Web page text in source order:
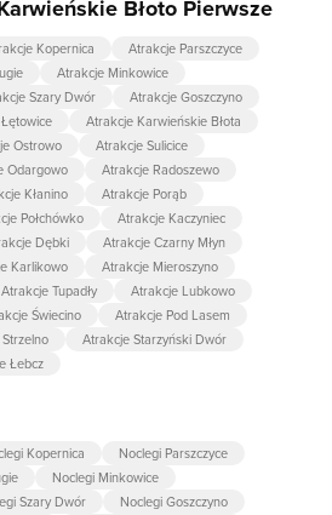
Błoto Pierwsze
Kopernica
Atrakcje Parszczyce
Atrakcje Minkowice
Szary Dwór
Atrakcje Goszczyno
Atrakcje Karwieńskie Błota
Ostrowo
Atrakcje Sulicice
Odargowo
Atrakcje Radoszewo
Kłanino
Atrakcje Porąb
Połchówko
Atrakcje Kaczyniec
Dębki
Atrakcje Czarny Młyn
Karlikowo
Atrakcje Mieroszyno
Atrakcje Tupadły
Atrakcje Lubkowo
Świecino
Atrakcje Pod Lasem
Atrakcje Starzyński Dwór
Łebcz
Kopernica
Noclegi Parszczyce
Noclegi Minkowice
Szary Dwór
Noclegi Goszczyno